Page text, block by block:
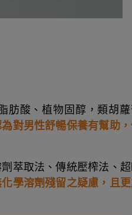
肪酸、植物固醇，類胡
對男性舒暢保養有幫助
萃取法、傳統壓榨法、
學溶劑殘留之疑慮，且